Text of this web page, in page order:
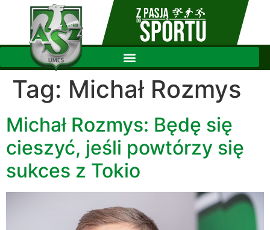
Tag: Michał Rozmys
Michał Rozmys: Będę się
cieszyć, jeśli powtórzy się
sukces z Tokio